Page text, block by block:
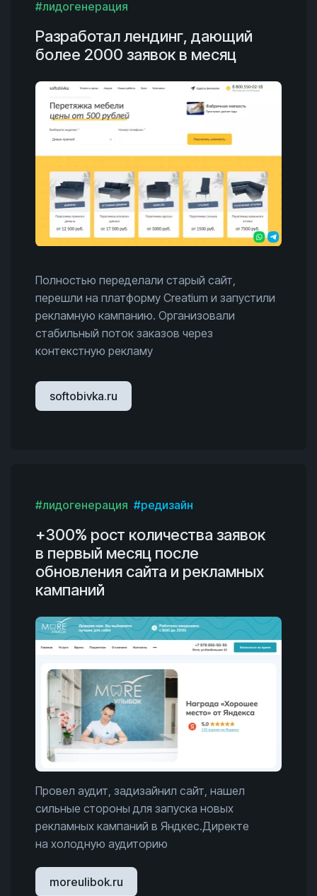
#лидогенерация
Разработал лендинг, дающий
более 2000 заявок в месяц
Полностью переделали старый сайт,
перешли на платформу Creatium и запустили
рекламную кампанию. Организовали
стабильный поток заказов через
контекстную рекламу
softobivka.ru
#лидогенерация #редизайн
+300% рост количества заявок
в первый месяц после
обновления сайта и рекламных
кампаний
Провел аудит, задизайнил сайт, нашел
сильные стороны для запуска новых
рекламных кампаний в Яндкес.Директе
на холодную аудиторию
moreulibok.ru